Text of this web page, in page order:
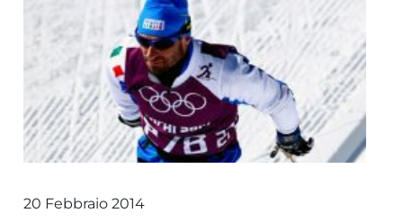
20 Febbraio 2014